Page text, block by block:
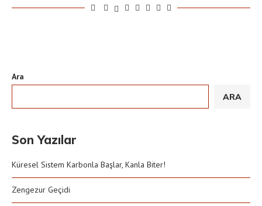
Ara
ARA
Son Yazılar
Küresel Sistem Karbonla Başlar, Kanla Biter!
Zengezur Geçidi